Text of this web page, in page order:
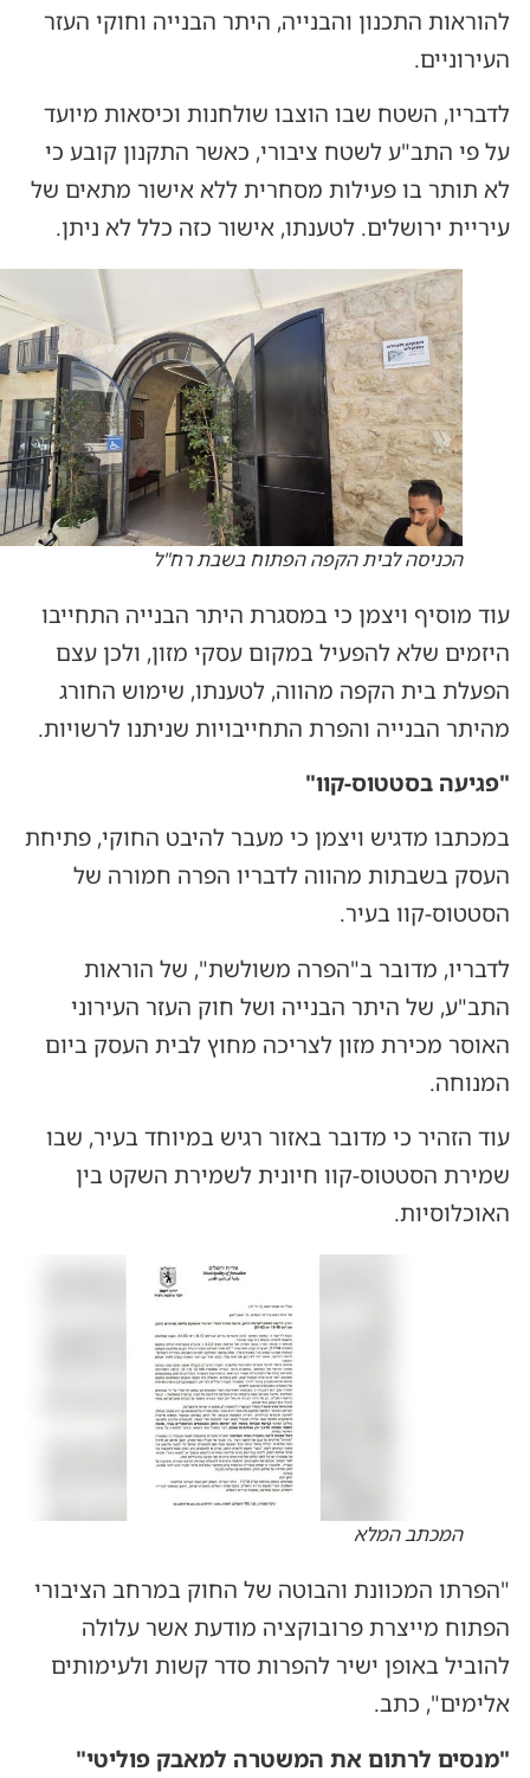
להוראות התכנון והבנייה, היתר הבנייה וחוקי העזר
העירוניים.
לדבריו, השטח שבו הוצבו שולחנות וכיסאות מיועד
על פי התב"ע לשטח ציבורי, כאשר התקנון קובע כי
לא תותר בו פעילות מסחרית ללא אישור מתאים של
עיריית ירושלים. לטענתו, אישור כזה כלל לא ניתן.
הכניסה לבית הקפה הפתוח בשבת רח"ל
עוד מוסיף ויצמן כי במסגרת היתר הבנייה התחייבו
היזמים שלא להפעיל במקום עסקי מזון, ולכן עצם
הפעלת בית הקפה מהווה, לטענתו, שימוש החורג
מהיתר הבנייה והפרת התחייבויות שניתנו לרשויות.
"פגיעה בסטטוס-קוו"
במכתבו מדגיש ויצמן כי מעבר להיבט החוקי, פתיחת
העסק בשבתות מהווה לדבריו הפרה חמורה של
הסטטוס-קוו בעיר.
לדבריו, מדובר ב"הפרה משולשת", של הוראות
התב"ע, של היתר הבנייה ושל חוק העזר העירוני
האוסר מכירת מזון לצריכה מחוץ לבית העסק ביום
המנוחה.
עוד הזהיר כי מדובר באזור רגיש במיוחד בעיר, שבו
שמירת הסטטוס-קוו חיונית לשמירת השקט בין
האוכלוסיות.
המכתב המלא
"הפרתו המכוונת והבוטה של החוק במרחב הציבורי
הפתוח מייצרת פרובוקציה מודעת אשר עלולה
להוביל באופן ישיר להפרות סדר קשות ולעימותים
אלימים", כתב.
"מנסים לרתום את המשטרה למאבק פוליטי"